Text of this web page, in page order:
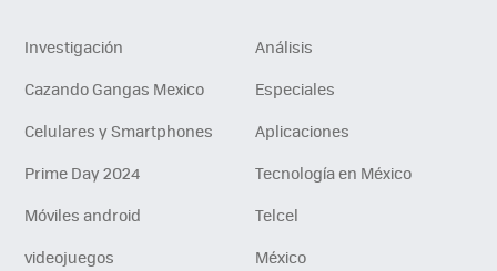
Investigación
Análisis
Cazando Gangas Mexico
Especiales
Celulares y Smartphones
Aplicaciones
Prime Day 2024
Tecnología en México
Móviles android
Telcel
videojuegos
México